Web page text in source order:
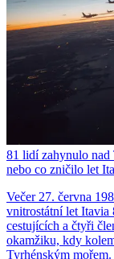
81 lidí zahynulo nad
nebo co zničilo let
Večer 27. června
vnitrostátní let
cestujících a čtyři
okamžiku, kdy
Tyrhénským